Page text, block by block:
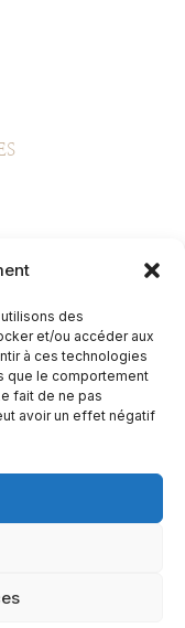
des
et/ou accéder aux
à ces technologies
que le comportement
fait de ne pas
avoir un effet négatif